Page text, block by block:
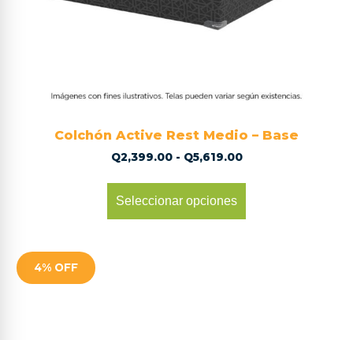
Colchón Active Rest Medio – Base
Q2,399.00 - Q5,619.00
Seleccionar opciones
4% OFF